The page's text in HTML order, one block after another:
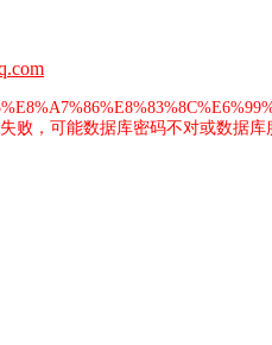
败，可能数据库密码不对或数据库